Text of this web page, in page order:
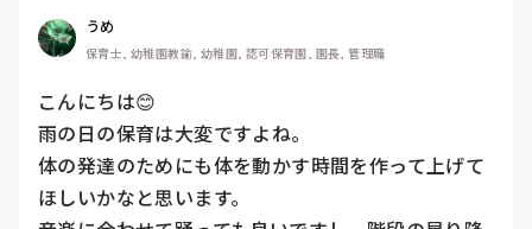
うめ
保育士, 幼稚園教諭, 幼稚園, 認可保育園, 園長, 管理職
こんにちは😊
雨の日の保育は大変ですよね。
体の発達のためにも体を動かす時間を作って上げて
ほしいかなと思います。